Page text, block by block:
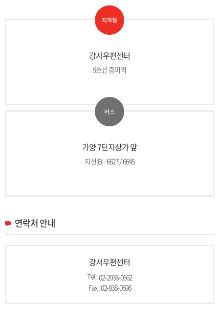
강서우편센터
9호선 증미역
가양 7단지상가 앞
지선[B] : 6627 / 6645
연락처 안내
강서우편센터
Tel :02-2036-0562
Fax : 02-838-0698